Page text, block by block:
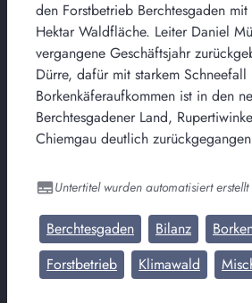
den Forstbetrieb Berchtesgaden
Hektar Waldfläche. Leiter Daniel
vergangene Geschäftsjahr
Dürre, dafür mit starkem
Borkenkäferaufkommen ist in den
Berchtesgadener Land,
Chiemgau deutlich
Untertitel wurden automatisiert erstellt
Berchtesgaden Bilanz
Forstbetrieb
Klimawald